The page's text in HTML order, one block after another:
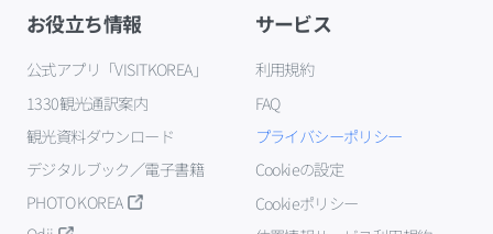
お役立ち情報
公式アプリ「VISITKOREA」
1330観光通訳案内
観光資料ダウンロード
デジタルブック／電子書籍
PHOTO KOREA
サービス
利用規約
FAQ
プライバシーポリシー
Cookieの設定
Cookieポリシー